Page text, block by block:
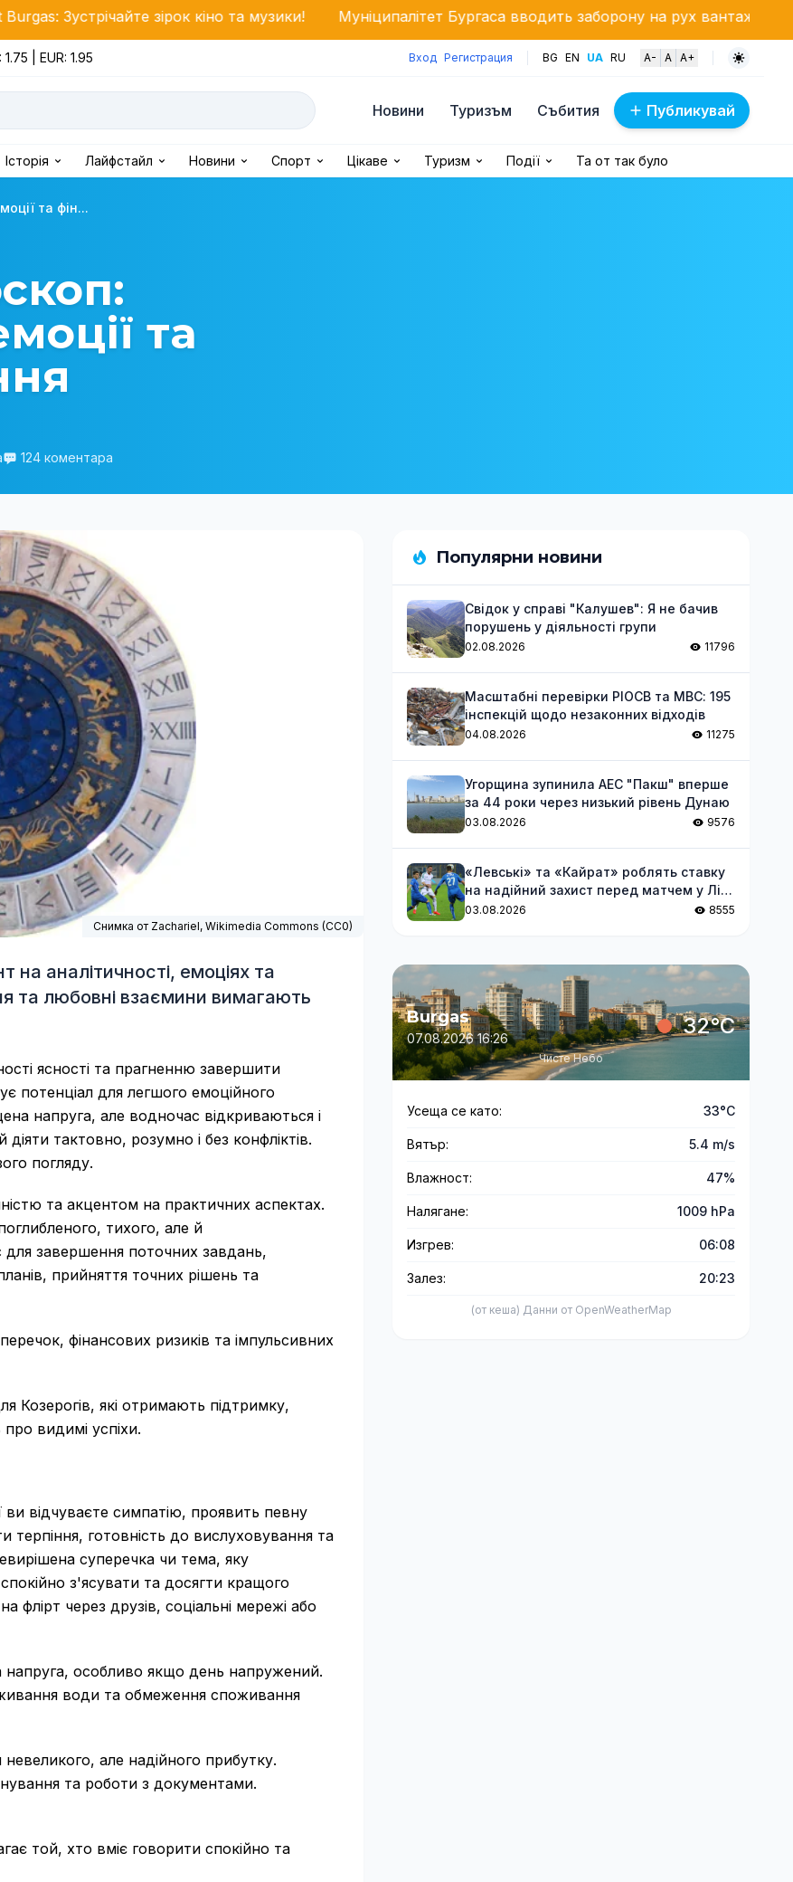
зірок кіно та музики! Муніципалітет Бургаса вводить заборону на рух вантажівок вагою понад
1.75 | EUR: 1.95 Вход Регистрация BG EN UA RU A- A A+
Новини Туризъм Събития Публикувай
Історія Лайфстайл Новини Спорт Цікаве Туризм Події Та от так було
та фін...
та
124 коментара
Снимка от Zachariel,Wikimedia Commons (CC0)
аналітичності, емоціях та
та любовні взаємини вимагають
ясності та прагненню завершити
потенціал для легшого емоційного
напруга, але водночас відкриваються і
тактовно, розумно і без конфліктів.
погляду.
та акцентом на практичних аспектах.
тихого, але й
завершення поточних завдань,
прийняття точних рішень та
фінансових ризиків та імпульсивних
Козерогів, які отримають підтримку,
про видимі успіхи.
відчуваєте симпатію, проявить певну
терпіння, готовність до вислуховування та
суперечка чи тема, яку
з'ясувати та досягти кращого
флірт через друзів, соціальні мережі або
особливо якщо день напружений.
води та обмеження споживання
але надійного прибутку.
та роботи з документами.
той, хто вміє говорити спокійно та
Популярни новини
Свідок у справі "Калушев": Я не бачив
порушень у діяльності групи
02.08.2026 11796
Масштабні перевірки РІОСВ та МВС: 195
інспекцій щодо незаконних відходів
04.08.2026 11275
Угорщина зупинила АЕС "Пакш" вперше
за 44 роки через низький рівень Дунаю
03.08.2026 9576
«Левські» та «Кайрат» роблять ставку
на надійний захист перед матчем у Лізі
чемпіонів
03.08.2026 8555
Burgas
07.08.2026 16:26 32°C
Чисте Небо
Усеща се като: 33°C
Вятър: 5.4 m/s
Влажност: 47%
Налягане: 1009 hPa
Изгрев: 06:08
Залез: 20:23
(от кеша) Данни от OpenWeatherMap